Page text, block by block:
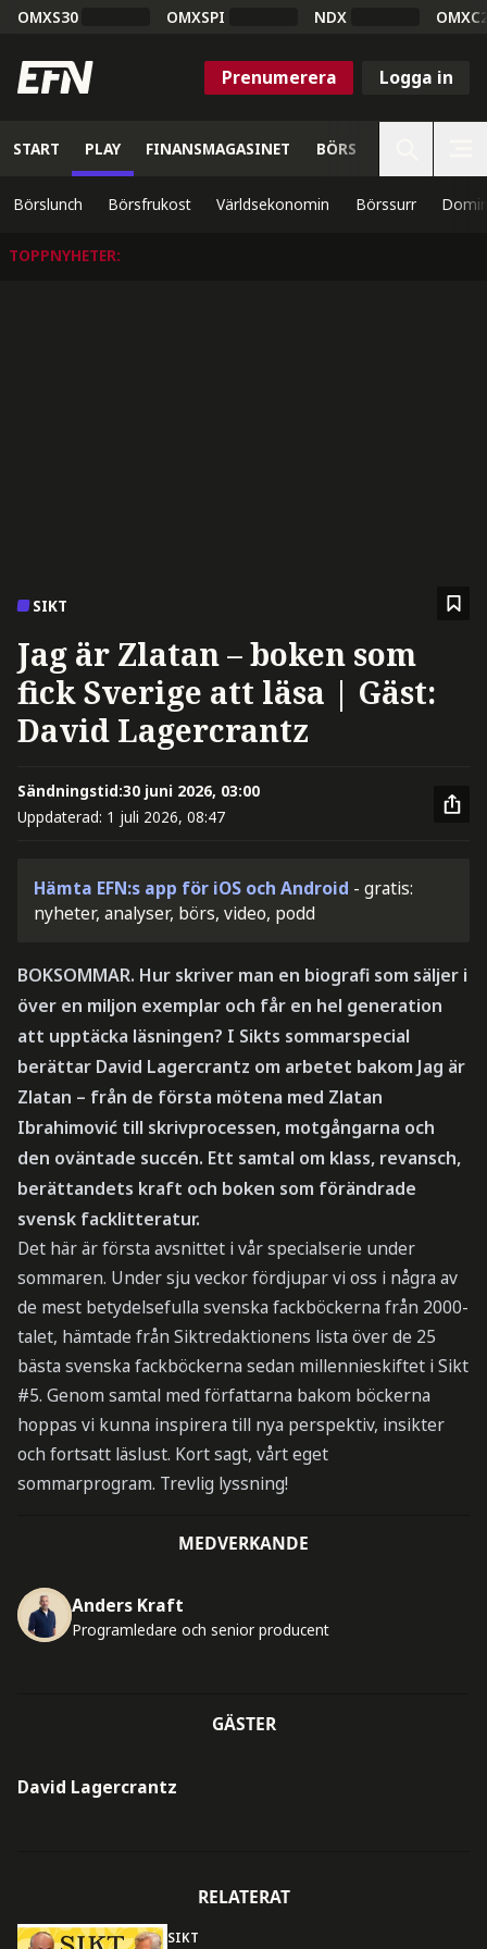
OMXS30 OMXSPI NDX
Prenumerera Logga in
START PLAY FINANSMAGASINET BÖRS
Börslunch Börsfrukost Världsekonomin Börssurr
TOPPNYHETER:
SIKT
Jag är Zlatan – boken som
fick Sverige att läsa | Gäst:
David Lagercrantz
Sändningstid:30 juni 2026, 03:00
Uppdaterad: 1 juli 2026, 08:47
Hämta EFN:s app för iOS och Android - gratis:
nyheter, analyser, börs, video, podd
BOKSOMMAR. Hur skriver man en biografi som säljer i
över en miljon exemplar och får en hel generation
att upptäcka läsningen? I Sikts sommarspecial
berättar David Lagercrantz om arbetet bakom Jag är
Zlatan – från de första mötena med Zlatan
Ibrahimović till skrivprocessen, motgångarna och
den oväntade succén. Ett samtal om klass, revansch,
berättandets kraft och boken som förändrade
svensk facklitteratur.
Det här är första avsnittet i vår specialserie under
sommaren. Under sju veckor fördjupar vi oss i några av
de mest betydelsefulla svenska fackböckerna från 2000-
talet, hämtade från Siktredaktionens lista över de 25
bästa svenska fackböckerna sedan millennieskiftet i Sikt
#5. Genom samtal med författarna bakom böckerna
hoppas vi kunna inspirera till nya perspektiv, insikter
och fortsatt läslust. Kort sagt, vårt eget
sommarprogram. Trevlig lyssning!
MEDVERKANDE
Anders Kraft
Programledare och senior producent
GÄSTER
David Lagercrantz
RELATERAT
SIKT